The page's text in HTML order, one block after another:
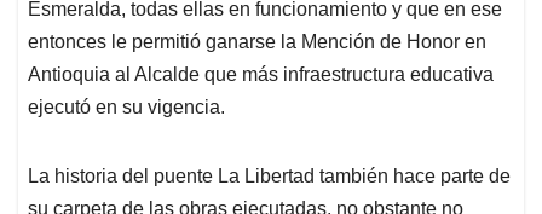
Esmeralda, todas ellas en funcionamiento y que en ese
entonces le permitió ganarse la Mención de Honor en
Antioquia al Alcalde que más infraestructura educativa
ejecutó en su vigencia.
La historia del puente La Libertad también hace parte de
su carpeta de las obras ejecutadas, no obstante no